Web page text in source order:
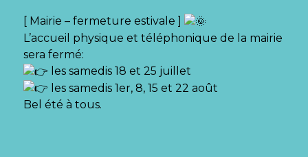
[ Mairie – fermeture estivale ]
L’accueil physique et téléphonique de la mairie
sera fermé:
les samedis 18 et 25 juillet
les samedis 1er, 8, 15 et 22 août
Bel été à tous.